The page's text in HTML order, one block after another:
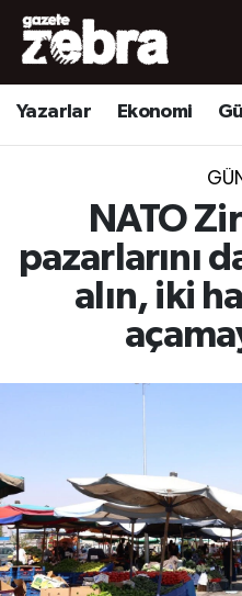
Yazarlar Ekonomi
NATO
pazarlarını
alın, iki
Yazarlar
Ekonomi
Yerel
Spor
Nöbetçi Eczaneler
Hava Durumu
Süper Lig Puan
Tüm Manşetler